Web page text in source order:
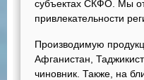
субъектах СКФО. Мы
привлекательности
Производимую
Афганистан,
чиновник. Также, на